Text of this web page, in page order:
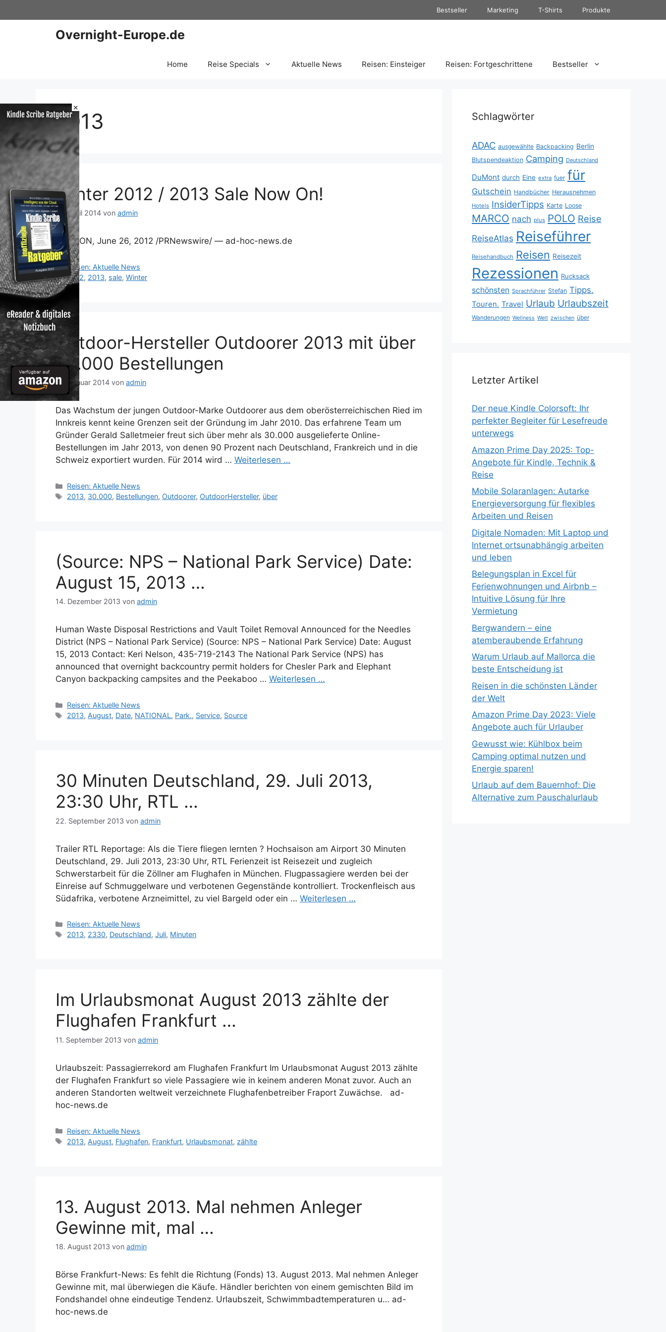
×
Inhalt
Bestseller Marketing T-Shirts Produkte
Overnight-Europe.de
Home Reise Specials Aktuelle News Reisen: Einsteiger Reisen: Fortgeschrittene Bestseller
2013
Winter 2012 / 2013 Sale Now On!
15. April 2014 von admin
LONDON, June 26, 2012 /PRNewswire/ — ad-hoc-news.de
Kategorien
Reisen: Aktuelle News
Schlagwörter
2012, 2013, sale,Winter
Outdoor-Hersteller Outdoorer 2013 mit über
30.000 Bestellungen
30. Januar 2014 von admin
Das Wachstum der jungen Outdoor-Marke Outdoorer aus dem oberösterreichischen Ried im
Innkreis kennt keine Grenzen seit der Gründung im Jahr 2010. Das erfahrene Team um
Gründer Gerald Salletmeier freut sich über mehr als 30.000 ausgelieferte Online-
Bestellungen im Jahr 2013, von denen 90 Prozent nach Deutschland, Frankreich und in die
Schweiz exportiert wurden. Für 2014 wird … Weiterlesen …
Kategorien
Reisen: Aktuelle News
Schlagwörter
2013, 30.000, Bestellungen, Outdoorer, OutdoorHersteller, über
(Source: NPS – National Park Service) Date:
August 15, 2013 …
14. Dezember 2013 von admin
Human Waste Disposal Restrictions and Vault Toilet Removal Announced for the Needles
District (NPS – National Park Service) (Source: NPS – National Park Service) Date: August
15, 2013 Contact: Keri Nelson, 435-719-2143 The National Park Service (NPS) has
announced that overnight backcountry permit holders for Chesler Park and Elephant
Canyon backpacking campsites and the Peekaboo … Weiterlesen …
Kategorien
Reisen: Aktuelle News
Schlagwörter
2013, August, Date, NATIONAL, Park., Service, Source
30 Minuten Deutschland, 29. Juli 2013,
23:30 Uhr, RTL …
22. September 2013 von admin
Trailer RTL Reportage: Als die Tiere fliegen lernten ? Hochsaison am Airport 30 Minuten
Deutschland, 29. Juli 2013, 23:30 Uhr, RTL Ferienzeit ist Reisezeit und zugleich
Schwerstarbeit für die Zöllner am Flughafen in München. Flugpassagiere werden bei der
Einreise auf Schmuggelware und verbotenen Gegenstände kontrolliert. Trockenfleisch aus
Südafrika, verbotene Arzneimittel, zu viel Bargeld oder ein … Weiterlesen …
Kategorien
Reisen: Aktuelle News
Schlagwörter
2013, 2330, Deutschland,Juli, Minuten
Im Urlaubsmonat August 2013 zählte der
Flughafen Frankfurt …
11. September 2013 von admin
Urlaubszeit: Passagierrekord am Flughafen Frankfurt Im Urlaubsmonat August 2013 zählte
der Flughafen Frankfurt so viele Passagiere wie in keinem anderen Monat zuvor. Auch an
anderen Standorten weltweit verzeichnete Flughafenbetreiber Fraport Zuwächse. ad-
hoc-news.de
Kategorien
Reisen: Aktuelle News
Schlagwörter
2013, August, Flughafen, Frankfurt, Urlaubsmonat, zählte
13. August 2013. Mal nehmen Anleger
Gewinne mit, mal …
18. August 2013 von admin
Börse Frankfurt-News: Es fehlt die Richtung (Fonds) 13. August 2013. Mal nehmen Anleger
Gewinne mit, mal überwiegen die Käufe. Händler berichten von einem gemischten Bild im
Fondshandel ohne eindeutige Tendenz. Urlaubszeit, Schwimmbadtemperaturen u… ad-
hoc-news.de
Schlagwörter
ADAC ausgewählte Backpacking Berlin
Blutspendeaktion Camping Deutschland
DuMont durch Eine extra fuer für
Gutschein Handbücher Herausnehmen
Hotels InsiderTipps Karte Loose
MARCO nach plus POLO Reise
ReiseAtlas Reiseführer
Reisehandbuch Reisen Reisezeit
Rezessionen Rucksack
schönsten Sprachführer Stefan Tipps.
Touren. Travel Urlaub Urlaubszeit
Wanderungen Wellness Welt zwischen über
Letzter Artikel
Der neue Kindle Colorsoft: Ihr
perfekter Begleiter für Lesefreude
unterwegs
Amazon Prime Day 2025: Top-
Angebote für Kindle, Technik &
Reise
Mobile Solaranlagen: Autarke
Energieversorgung für flexibles
Arbeiten und Reisen
Digitale Nomaden: Mit Laptop und
Internet ortsunabhängig arbeiten
und leben
Belegungsplan in Excel für
Ferienwohnungen und Airbnb –
Intuitive Lösung für Ihre
Vermietung
Bergwandern – eine
atemberaubende Erfahrung
Warum Urlaub auf Mallorca die
beste Entscheidung ist
Reisen in die schönsten Länder
der Welt
Amazon Prime Day 2023: Viele
Angebote auch für Urlauber
Gewusst wie: Kühlbox beim
Camping optimal nutzen und
Energie sparen!
Urlaub auf dem Bauernhof: Die
Alternative zum Pauschalurlaub